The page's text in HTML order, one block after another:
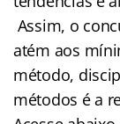
Assim, o
atém aos
método,
métodos é a